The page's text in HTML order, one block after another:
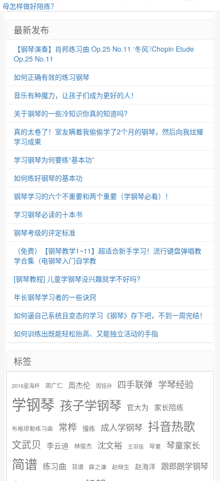
母怎样做好陪练？
最新发布
【钢琴演奏】肖邦练习曲 Op.25 No.11 ‘冬风’/Chopin Etude
Op.25 No.11
如何正确有效的练习钢琴
音乐有种魔力，让孩子们成为更好的人！
关于钢琴的一些冷知识你真的知道吗?
真的太卷了！室友瞒着我偷偷学了2个月的钢琴，然后向我炫耀
学习成果
学习钢琴为何要练“基本功”
如何练好钢琴的基本功
钢琴学习的六个不重要和两个重要（学钢琴必看）！
学习钢琴必读的十本书
钢琴考级的评定标准
（免费）【钢琴教学1~11】超适合新手学习！流行键盘弹唱教
学合集（电钢琴入门自学教
[钢琴教程] 儿童学钢琴没兴趣就学不好吗?
年长钢琴学习者的一些诀窍
如何逼自己系统且变态的学习《钢琴》存下吧，不到一周完结！
如何训练出既能轻松抬高、又能独立活动的手指
标签
2016星海杯 周广仁 周杰伦 周铭孙 四手联弹 学琴经验
学钢琴 孩子学钢琴 官大为 家长陪练
布格缪勒练习曲 常桦 慢练 成人学钢琴 抖音热歌
文武贝 李云迪 林俊杰 沈文裕 王羽佳 琴童 琴童家长
简谱 练习曲 背谱 薛之谦 赵晓生 赵海洋 跟郎朗学钢琴